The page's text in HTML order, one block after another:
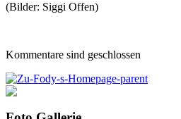
(Bilder: Siggi Offen)
Kommentare sind geschlossen